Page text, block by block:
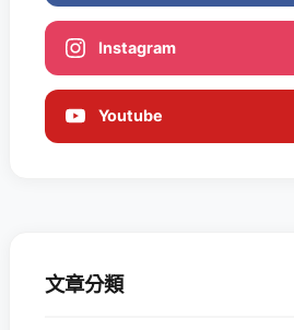
Instagram
Youtube
文章分類